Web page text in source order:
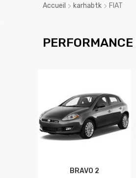
Accueil karhabtk FIAT
BRAVO 2